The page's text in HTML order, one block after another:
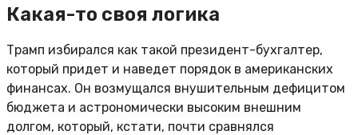
Какая-то своя логика
Трамп избирался как такой президент-бухгалтер,
который придет и наведет порядок в американских
финансах. Он возмущался внушительным дефицитом
бюджета и астрономически высоким внешним
долгом, который, кстати, почти сравнялся